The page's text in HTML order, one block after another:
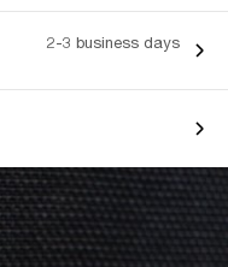
2-3 business days